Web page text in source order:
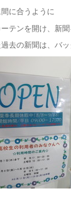
に合うように
テンを開け、新
去の新聞は、バ